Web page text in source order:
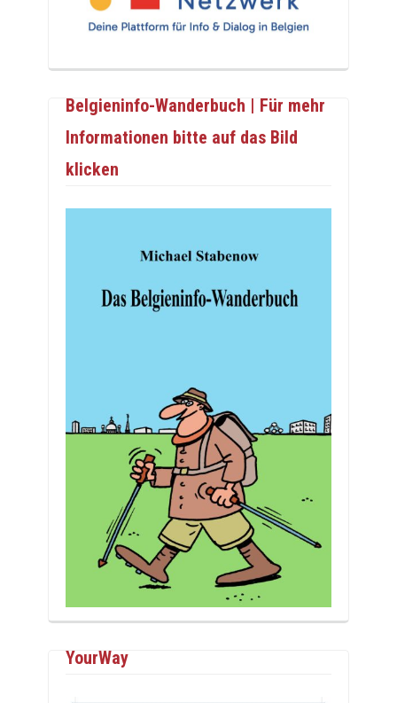
Belgieninfo-Wanderbuch | Für mehr
Informationen bitte auf das Bild
klicken
YourWay